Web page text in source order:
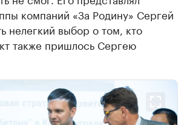
компаний «За Родину» Сергей
нелегкий выбор о том, кто
также пришлось Сергею